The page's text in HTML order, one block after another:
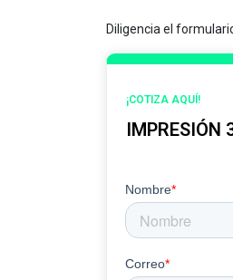
Diligencia el
¡COTIZA AQUÍ!
IMPRESIÓN